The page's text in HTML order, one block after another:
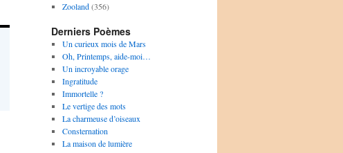
Zooland(356)
Derniers Poèmes
Un curieux mois de Mars
Oh, Printemps, aide-moi…
Un incroyable orage
Ingratitude
Immortelle ?
Le vertige des mots
La charmeuse d’oiseaux
Consternation
La maison de lumière